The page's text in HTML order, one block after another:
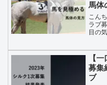
馬体
こん
ラブ
目の
多く
う馬
味で
ます
【
募集
ブ